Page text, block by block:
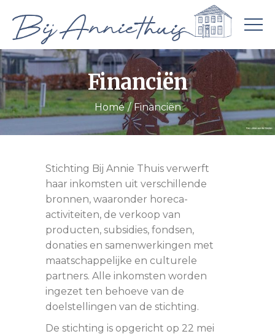
Financiën
Home Financiën
Stichting Bij Annie Thuis verwerft
haar inkomsten uit verschillende
bronnen, waaronder horeca-
activiteiten, de verkoop van
producten, subsidies, fondsen,
donaties en samenwerkingen met
maatschappelijke en culturele
partners. Alle inkomsten worden
ingezet ten behoeve van de
doelstellingen van de stichting.
De stichting is opgericht op 22 mei